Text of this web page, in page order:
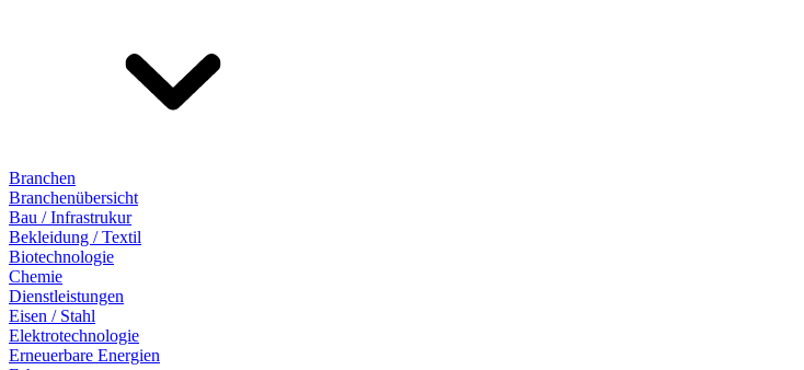
Branchen
Branchenübersicht
Bau / Infrastrukur
Bekleidung / Textil
Biotechnologie
Chemie
Dienstleistungen
Eisen / Stahl
Elektrotechnologie
Erneuerbare Energien